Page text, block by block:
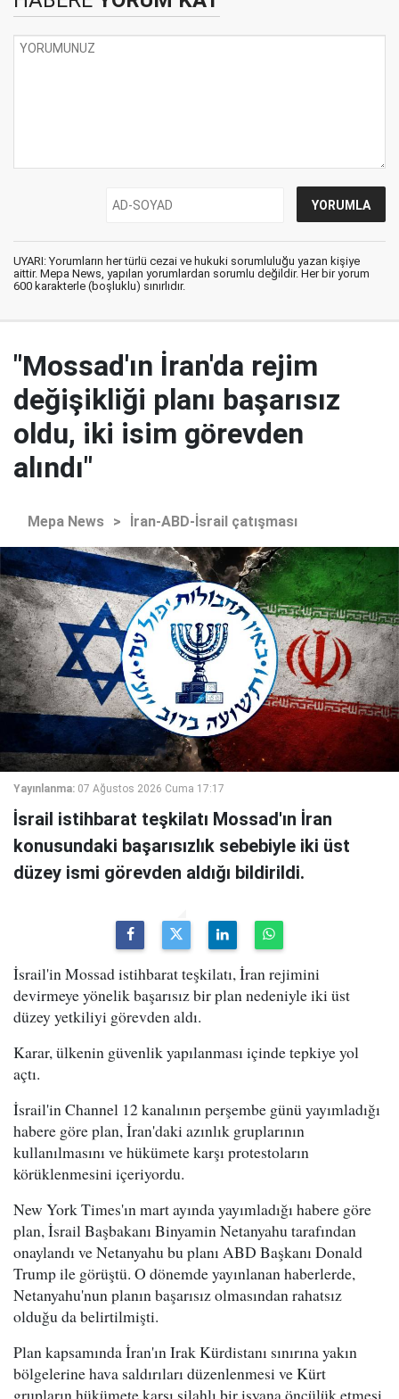
UYARI: Yorumların her türlü cezai ve hukuki sorumluluğu yazan kişiye
aittir. Mepa News, yapılan yorumlardan sorumlu değildir. Her bir yorum
600 karakterle (boşluklu) sınırlıdır.
"Mossad'ın İran'da rejim
değişikliği planı başarısız
oldu, iki isim görevden
alındı"
Mepa News > İran-ABD-İsrail çatışması
Yayınlanma: 07 Ağustos 2026 Cuma 17:17
İsrail istihbarat teşkilatı Mossad'ın İran
konusundaki başarısızlık sebebiyle iki üst
düzey ismi görevden aldığı bildirildi.
İsrail'in Mossad istihbarat teşkilatı, İran rejimini
devirmeye yönelik başarısız bir plan nedeniyle iki üst
düzey yetkiliyi görevden aldı.
Karar, ülkenin güvenlik yapılanması içinde tepkiye yol
açtı.
İsrail'in Channel 12 kanalının perşembe günü yayımladığı
habere göre plan, İran'daki azınlık gruplarının
kullanılmasını ve hükümete karşı protestoların
körüklenmesini içeriyordu.
New York Times'ın mart ayında yayımladığı habere göre
plan, İsrail Başbakanı Binyamin Netanyahu tarafından
onaylandı ve Netanyahu bu planı ABD Başkanı Donald
Trump ile görüştü. O dönemde yayınlanan haberlerde,
Netanyahu'nun planın başarısız olmasından rahatsız
olduğu da belirtilmişti.
Plan kapsamında İran'ın Irak Kürdistanı sınırına yakın
bölgelerine hava saldırıları düzenlenmesi ve Kürt
grupların hükümete karşı silahlı bir isyana öncülük etmesi